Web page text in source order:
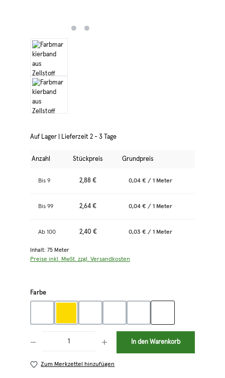
Auf Lager | Lieferzeit 2 - 3 Tage
Anzahl Stückpreis Grundpreis
Bis 9 2,88 € 0,04 € / 1 Meter
Bis 99 2,64 € 0,04 € / 1 Meter
Ab 100 2,40 € 0,03 € / 1 Meter
Inhalt: 75 Meter
Preise inkl. MwSt. zzgl. Versandkosten
Farbeauswählen
In den Warenkorb
Zum Merkzettel hinzufügen